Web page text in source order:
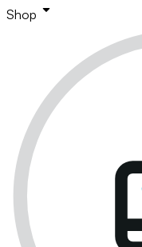
Shop